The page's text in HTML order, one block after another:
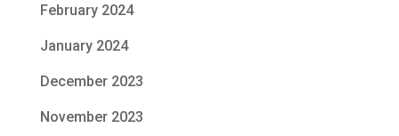
February 2024
January 2024
December 2023
November 2023